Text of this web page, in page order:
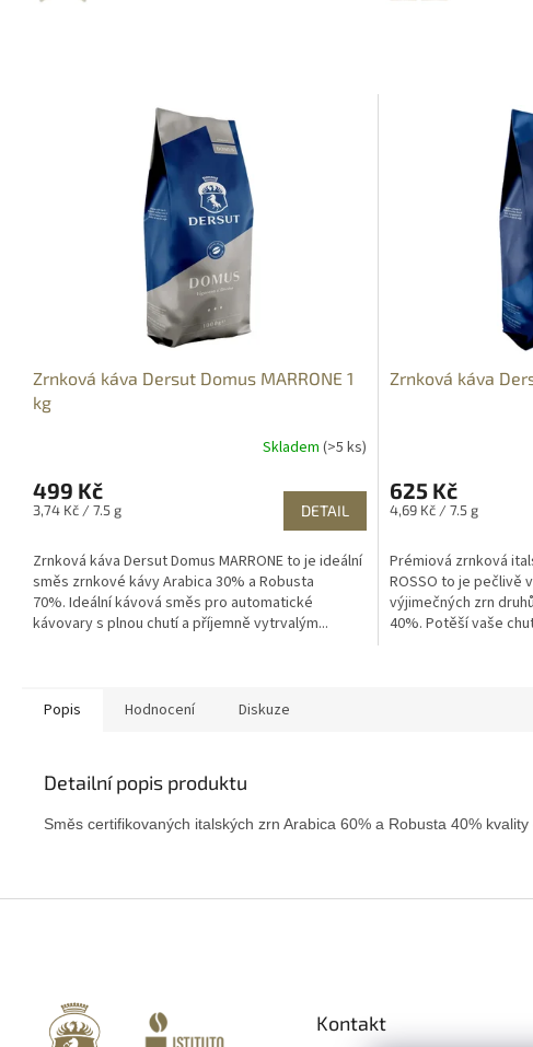
Zrnková káva Dersut Domus MARRONE 1
kg
Skladem (>5 ks)
499 Kč
Měrná
3,74 Kč / 7.5 g DETAIL
Zrnková káva Dersut Domus MARRONE to je ideální
směs zrnkové kávy Arabica 30% a Robusta
70%. Ideální kávová směs pro automatické
kávovary s plnou chutí a příjemně vytrvalým...
Zrnková káva
625 Kč
Měrná
4,69 Kč / 7.5 g
Prémiová zrnková
ROSSO to je pečlivě
výjimečných zrn
40%. Potěší vaše
Popis Hodnocení Diskuze
Detailní popis produktu
Směs certifikovaných italských zrn Arabica 60% a Robusta 40%
Kontakt